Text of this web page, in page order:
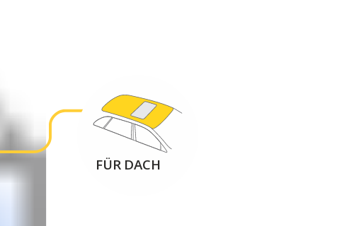
FÜR DACH